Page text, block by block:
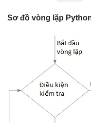
Sơ đồ vòng lặp